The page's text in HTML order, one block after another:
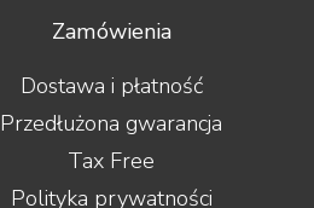
Zamówienia
Dostawa i płatność
Przedłużona gwarancja
Tax Free
Polityka prywatności